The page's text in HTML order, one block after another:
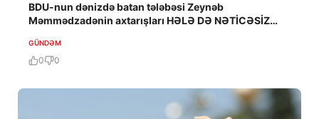
BDU-nun dənizdə batan tələbəsi Zeynəb
Məmmədzadənin axtarışları HƏLƏ DƏ NƏTİCƏSİZ
GÜNDƏM
0 0